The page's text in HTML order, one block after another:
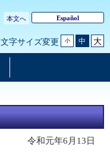
本文へ Español
文字サイズ変更 小 中 大
令和元年6月13日